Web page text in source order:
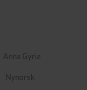
Anna Gyria
Nynorsk